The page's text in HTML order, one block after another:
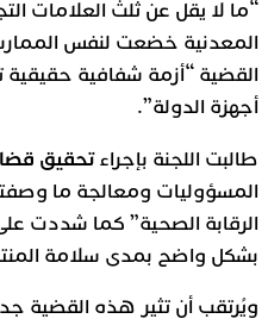
“ما لا يقل عن ثلث العلامات
المعدنية خضعت لنفس
القضية “أزمة شفافية
أجهزة الدولة”.
طالبت اللجنة بإجراءتحقيق
المسؤوليات ومعالجة ما
الرقابة الصحية” كما شددت
بشكل واضح بمدى سلامة
ويُرتقب أن تثير هذه القضية